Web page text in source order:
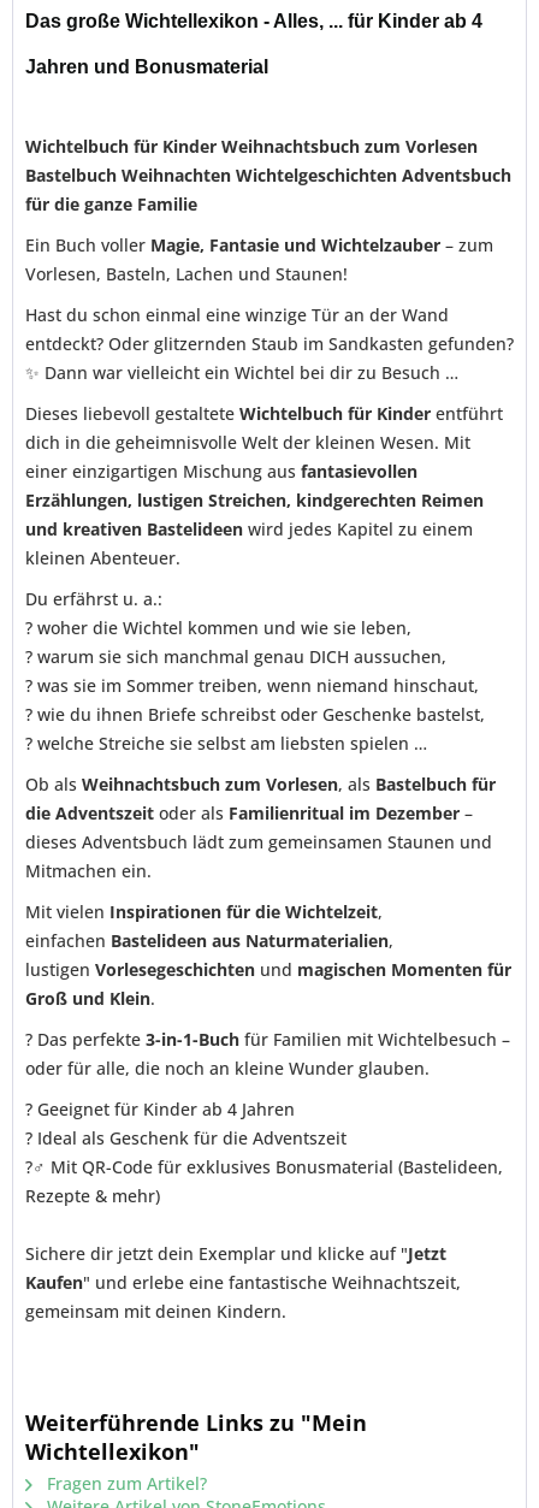
Das große Wichtellexikon - Alles, ... für Kinder ab 4
Jahren und Bonusmaterial
Wichtelbuch für Kinder Weihnachtsbuch zum Vorlesen
Bastelbuch Weihnachten Wichtelgeschichten Adventsbuch
für die ganze Familie
Ein Buch voller Magie, Fantasie und Wichtelzauber – zum
Vorlesen, Basteln, Lachen und Staunen!
Hast du schon einmal eine winzige Tür an der Wand
entdeckt? Oder glitzernden Staub im Sandkasten gefunden?
✨ Dann war vielleicht ein Wichtel bei dir zu Besuch …
Dieses liebevoll gestaltete Wichtelbuch für Kinder entführt
dich in die geheimnisvolle Welt der kleinen Wesen. Mit
einer einzigartigen Mischung aus fantasievollen
Erzählungen, lustigen Streichen, kindgerechten Reimen
und kreativen Bastelideen wird jedes Kapitel zu einem
kleinen Abenteuer.
Du erfährst u. a.:
? woher die Wichtel kommen und wie sie leben,
? warum sie sich manchmal genau DICH aussuchen,
? was sie im Sommer treiben, wenn niemand hinschaut,
? wie du ihnen Briefe schreibst oder Geschenke bastelst,
? welche Streiche sie selbst am liebsten spielen …
Ob als Weihnachtsbuch zum Vorlesen, als Bastelbuch für
die Adventszeit oder als Familienritual im Dezember –
dieses Adventsbuch lädt zum gemeinsamen Staunen und
Mitmachen ein.
Mit vielen Inspirationen für die Wichtelzeit,
einfachen Bastelideen aus Naturmaterialien,
lustigen Vorlesegeschichten und magischen Momenten für
Groß und Klein.
? Das perfekte 3-in-1-Buch für Familien mit Wichtelbesuch –
oder für alle, die noch an kleine Wunder glauben.
? Geeignet für Kinder ab 4 Jahren
? Ideal als Geschenk für die Adventszeit
?♂️ Mit QR-Code für exklusives Bonusmaterial (Bastelideen,
Rezepte & mehr)
Sichere dir jetzt dein Exemplar und klicke auf "Jetzt
Kaufen" und erlebe eine fantastische Weihnachtszeit,
gemeinsam mit deinen Kindern.
Weiterführende Links zu "Mein
Wichtellexikon"
Fragen zum Artikel?